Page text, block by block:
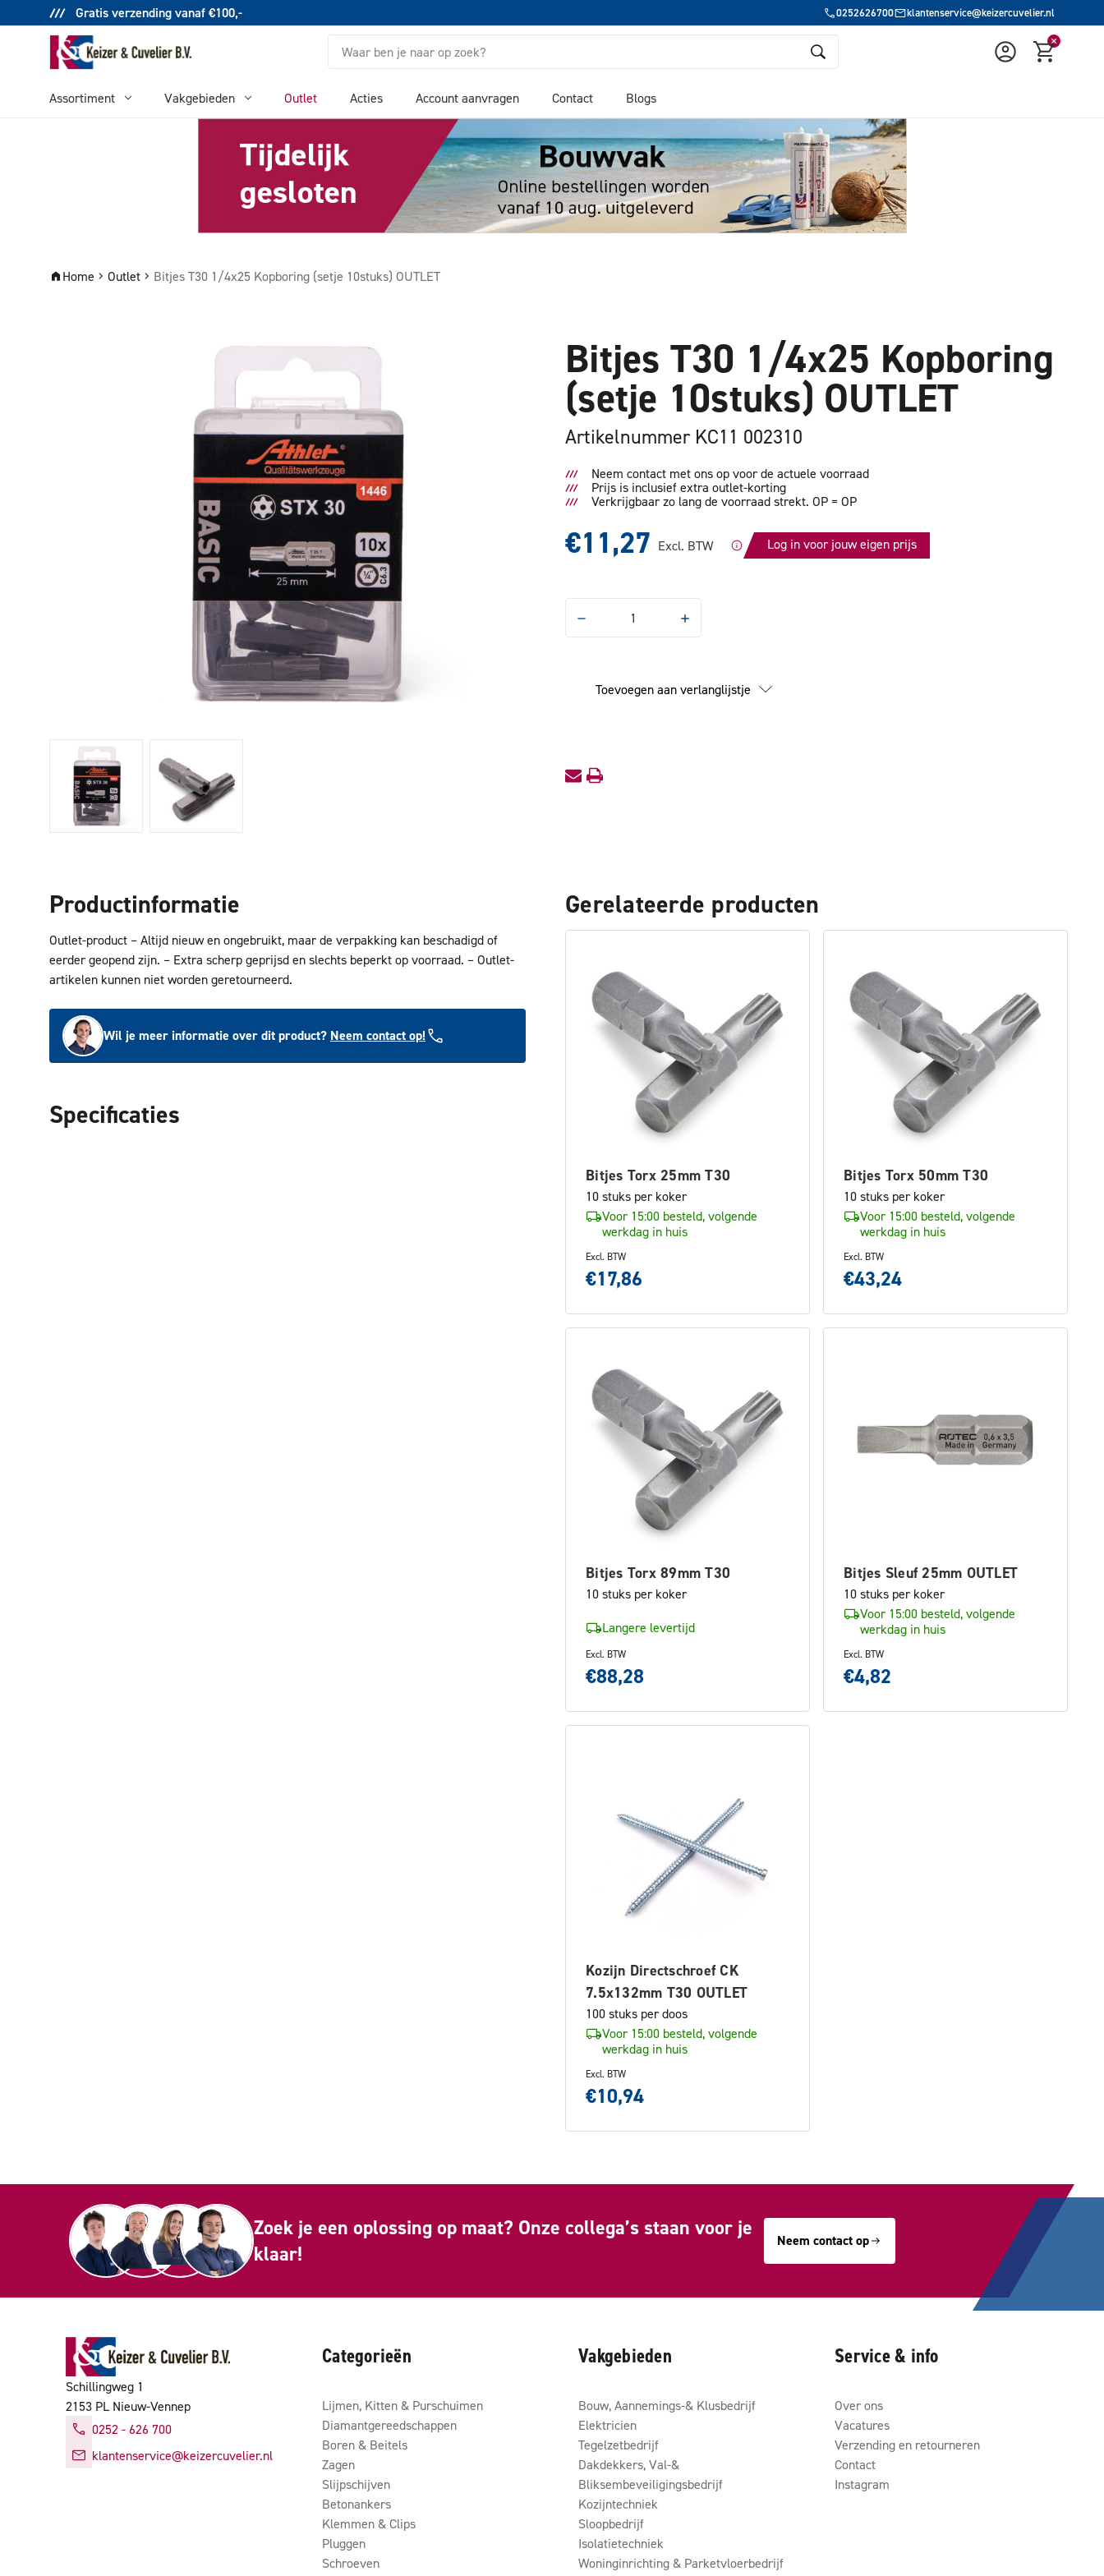
Gratis verzending vanaf €100,- 0252626700 klantenservice@keizercuvelier.nl
Zoeken
Assortiment Vakgebieden Outlet Acties Account aanvragen Contact Blogs
Home Outlet Bitjes T30 1/4x25 Kopboring (setje 10stuks) OUTLET
Bitjes T30 1/4x25 Kopboring
(setje 10stuks) OUTLET
Artikelnummer KC11 002310
Neem contact met ons op voor de actuele voorraad
Prijs is inclusief extra outlet-korting
Verkrijgbaar zo lang de voorraad strekt. OP = OP
€11,27 Excl. BTW Log in voor jouw eigen prijs
Hoeveelheid
1/4x25
Kopboring
Hoeveelheid
1/4x25
Kopboring
Toevoegen aan verlanglijstje
Productinformatie
Outlet-product – Altijd nieuw en ongebruikt, maar de verpakking kan beschadigd of
eerder geopend zijn. – Extra scherp geprijsd en slechts beperkt op voorraad. – Outlet-
artikelen kunnen niet worden geretourneerd.
Wil je meer informatie over dit product? Neem contact op!
Specificaties
Gerelateerde producten
Bitjes Torx 25mm T30
10 stuks per koker
Voor 15:00 besteld, volgende
werkdag in huis
Excl. BTW
€17,86
Bitjes Torx 50mm T30
10 stuks per koker
Voor 15:00 besteld, volgende
werkdag in huis
Excl. BTW
€43,24
Bitjes Torx 89mm T30
10 stuks per koker
Langere levertijd
Excl. BTW
€88,28
Bitjes Sleuf 25mm OUTLET
10 stuks per koker
Voor 15:00 besteld, volgende
werkdag in huis
Excl. BTW
€4,82
Kozijn Directschroef CK
7.5x132mm T30 OUTLET
100 stuks per doos
Voor 15:00 besteld, volgende
werkdag in huis
Excl. BTW
€10,94
Zoek je een oplossing op maat? Onze collega’s staan voor je
klaar!
Neem contact op
Schillingweg 1
2153 PL Nieuw-Vennep
0252 - 626 700
klantenservice@keizercuvelier.nl
Categorieën
Lijmen, Kitten & Purschuimen
Diamantgereedschappen
Boren & Beitels
Zagen
Slijpschijven
Betonankers
Klemmen & Clips
Pluggen
Schroeven
Vakgebieden
Bouw, Aannemings-& Klusbedrijf
Elektricien
Tegelzetbedrijf
Dakdekkers, Val-&
Bliksembeveiligingsbedrijf
Kozijntechniek
Sloopbedrijf
Isolatietechniek
Woninginrichting & Parketvloerbedrijf
Service & info
Over ons
Vacatures
Verzending en retourneren
Contact
Instagram